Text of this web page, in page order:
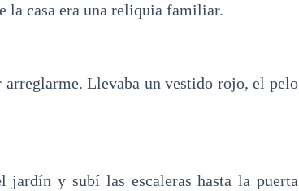
la casa era una reliquia familiar.
Llevaba un vestido rojo, el pelo
jardín y subí las escaleras hasta la puerta